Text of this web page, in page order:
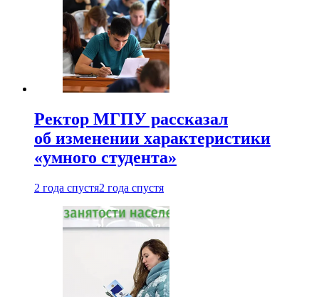
Ректор МГПУ рассказал
об изменении характеристики
«умного студента»
2 года спустя2 года спустя